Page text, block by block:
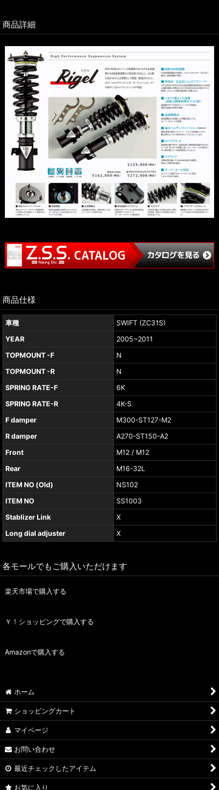
商品詳細
商品仕様
車種
SWIFT (ZC31S)
YEAR
2005~2011
TOPMOUNT -F
N
TOPMOUNT -R
N
SPRING RATE-F
6K
SPRING RATE-R
4K-S
F damper
M300-ST127-M2
R damper
A270-ST150-A2
Front
M12 / M12
Rear
M16-32L
ITEM NO (Old)
NS102
ITEM NO
SS1003
Stablizer Link
X
Long dial adjuster
X
各モールでもご購入いただけます
楽天市場で購入する
Ｙ！ショッピングで購入する
Amazonで購入する
ホーム
ショッピングカート
マイページ
お問い合わせ
最近チェックしたアイテム
お気に入り